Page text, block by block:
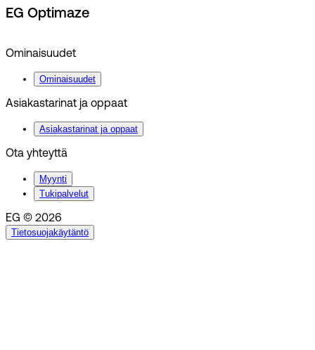
EG Optimaze
Ominaisuudet
Ominaisuudet
Asiakastarinat ja oppaat
Asiakastarinat ja oppaat
Ota yhteyttä
Myynti
Tukipalvelut
EG © 2026
Tietosuojakäytäntö